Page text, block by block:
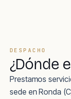
DESPACHO
¿Dónde
Prestamos
sede en Ronda